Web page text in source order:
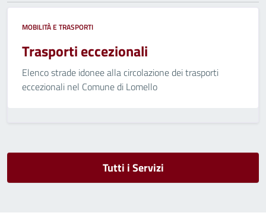
MOBILITÀ E TRASPORTI
Trasporti eccezionali
Elenco strade idonee alla circolazione dei trasporti
eccezionali nel Comune di Lomello
Tutti i Servizi